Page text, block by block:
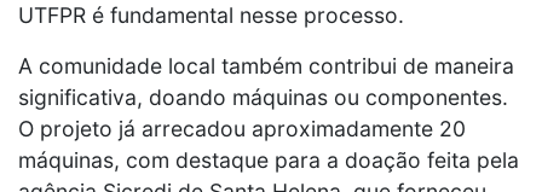
UTFPR é fundamental nesse processo.
A comunidade local também contribui de maneira
significativa, doando máquinas ou componentes.
O projeto já arrecadou aproximadamente 20
máquinas, com destaque para a doação feita pela